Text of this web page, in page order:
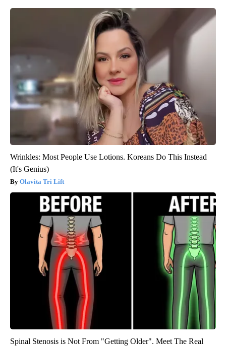
Wrinkles: Most People Use Lotions. Koreans Do This Instead
(It's Genius)
Olavita Tri Lift
Spinal Stenosis is Not From "Getting Older". Meet The Real